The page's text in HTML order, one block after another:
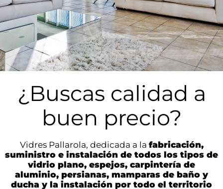
de la Generalitat. Nosotros te
asesoramos
¿Buscas calidad a
buen precio?
Vidres Pallarola, dedicada a la fabricación,
suministro e instalación de todos los tipos de
vidrio plano, espejos, carpintería de
aluminio, persianas, mamparas de baño y
ducha y la instalación por todo el territorio